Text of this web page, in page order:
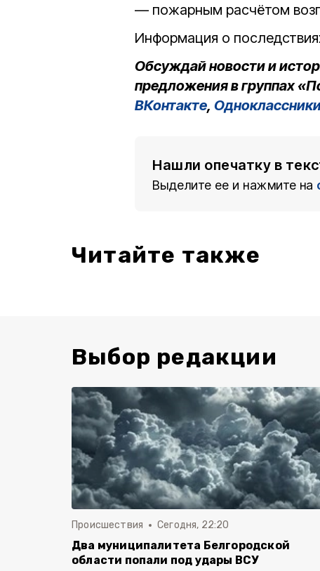
— пожарным расчётом
Информация о
Обсуждай новости и
предложения в группах
ВКонтакте,
Нашли опечатку в
Выделите ее и нажмите на
Читайте также
Выбор редакции
Происшествия Сегодня, 22:20
Два муниципалитета Белгородской
области попали под удары ВСУ